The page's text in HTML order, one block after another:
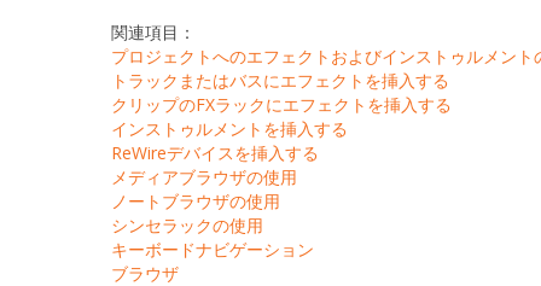
関連項目：
プロジェクトへのエフェクトおよびインストゥルメント
トラックまたはバスにエフェクトを挿入する
クリップのFXラックにエフェクトを挿入する
インストゥルメントを挿入する
ReWireデバイスを挿入する
メディアブラウザの使用
ノートブラウザの使用
シンセラックの使用
キーボードナビゲーション
ブラウザ